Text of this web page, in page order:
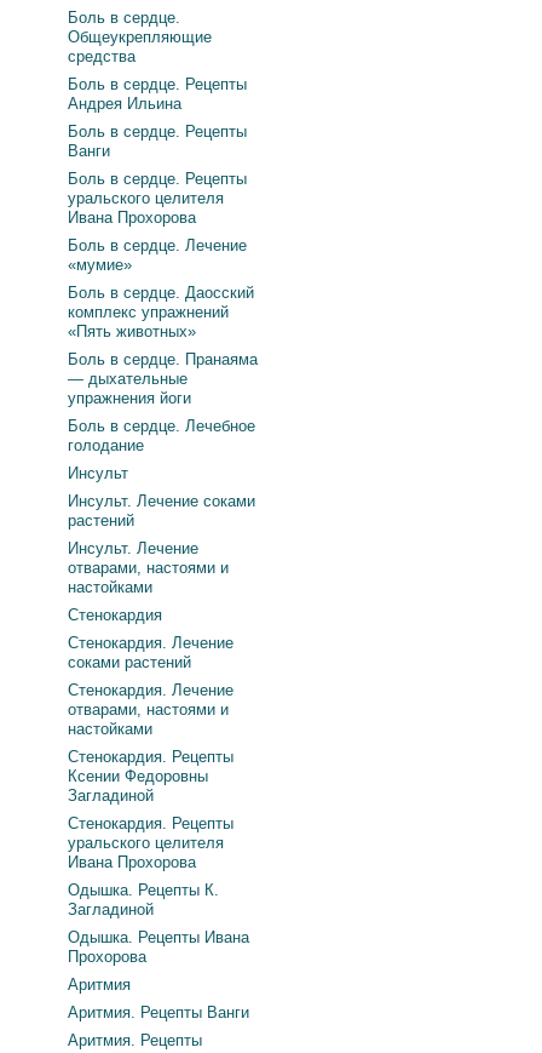
Боль в сердце.
Общеукрепляющие
средства
Боль в сердце. Рецепты
Андрея Ильина
Боль в сердце. Рецепты
Ванги
Боль в сердце. Рецепты
уральского целителя
Ивана Прохорова
Боль в сердце. Лечение
«мумие»
Боль в сердце. Даосский
комплекс упражнений
«Пять животных»
Боль в сердце. Пранаяма
— дыхательные
упражнения йоги
Боль в сердце. Лечебное
голодание
Инсульт
Инсульт. Лечение соками
растений
Инсульт. Лечение
отварами, настоями и
настойками
Стенокардия
Стенокардия. Лечение
соками растений
Стенокардия. Лечение
отварами, настоями и
настойками
Стенокардия. Рецепты
Ксении Федоровны
Загладиной
Стенокардия. Рецепты
уральского целителя
Ивана Прохорова
Одышка. Рецепты К.
Загладиной
Одышка. Рецепты Ивана
Прохорова
Аритмия
Аритмия. Рецепты Ванги
Аритмия. Рецепты